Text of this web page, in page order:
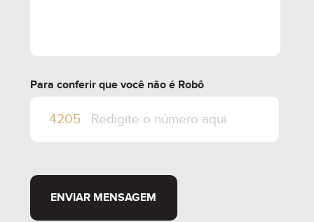
Para conferir que você não é Robô
ENVIAR MENSAGEM